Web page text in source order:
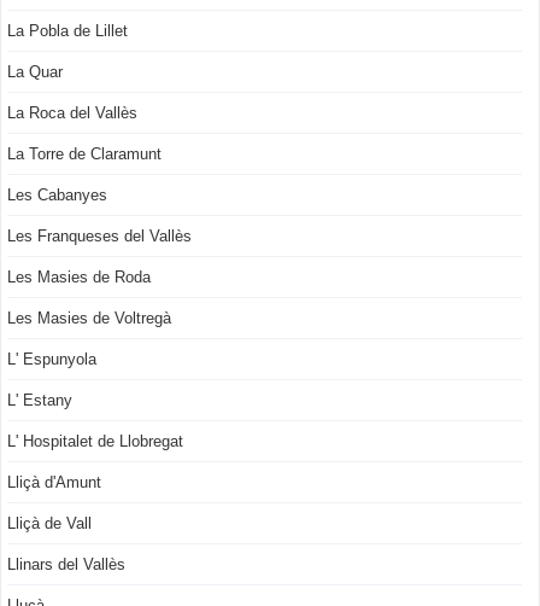
La Pobla de Lillet
La Quar
La Roca del Vallès
La Torre de Claramunt
Les Cabanyes
Les Franqueses del Vallès
Les Masies de Roda
Les Masies de Voltregà
L' Espunyola
L' Estany
L' Hospitalet de Llobregat
Lliçà d'Amunt
Lliçà de Vall
Llinars del Vallès